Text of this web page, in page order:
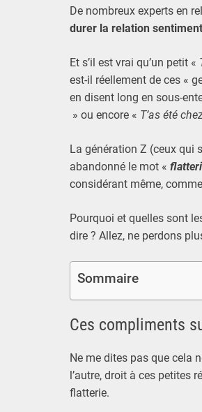
De nombreux experts en
durer la relation
Et s’il est vrai qu’un petit «
est-il réellement de ces «
en disent long en sous-
» ou encore « T’as été
La génération Z (ceux qui
abandonné le mot «
considérant même,
Pourquoi et quelles sont
dire ? Allez, ne perdons
Sommaire
Ces compliments
Ne me dites pas que cela
l’autre, droit à ces petites
flatterie.